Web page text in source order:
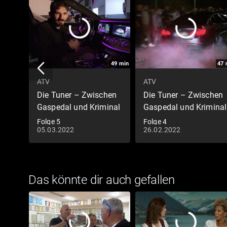
49min
ATV
Die Tuner – Zwischen
Gaspedal und Kriminal
Folge 5
05.03.2022
47
ATV
Die Tuner – Zwischen
Gaspedal und Kriminal
Folge 4
26.02.2022
Das könnte dir auch gefallen